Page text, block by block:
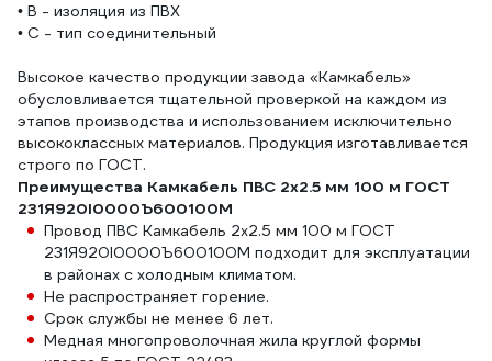
• В - изоляция из ПВХ
• С - тип соединительный
Высокое качество продукции завода «Камкабель»
обусловливается тщательной проверкой на каждом из
этапов производства и использованием исключительно
высококлассных материалов. Продукция изготавливается
строго по ГОСТ.
Преимущества Камкабель ПВС 2x2.5 мм 100 м ГОСТ
231Я920I0000Ъ600100М
Провод ПВС Камкабель 2x2.5 мм 100 м ГОСТ
231Я920I0000Ъ600100М подходит для эксплуатации
в районах с холодным климатом.
Не распространяет горение.
Срок службы не менее 6 лет.
Медная многопроволочная жила круглой формы